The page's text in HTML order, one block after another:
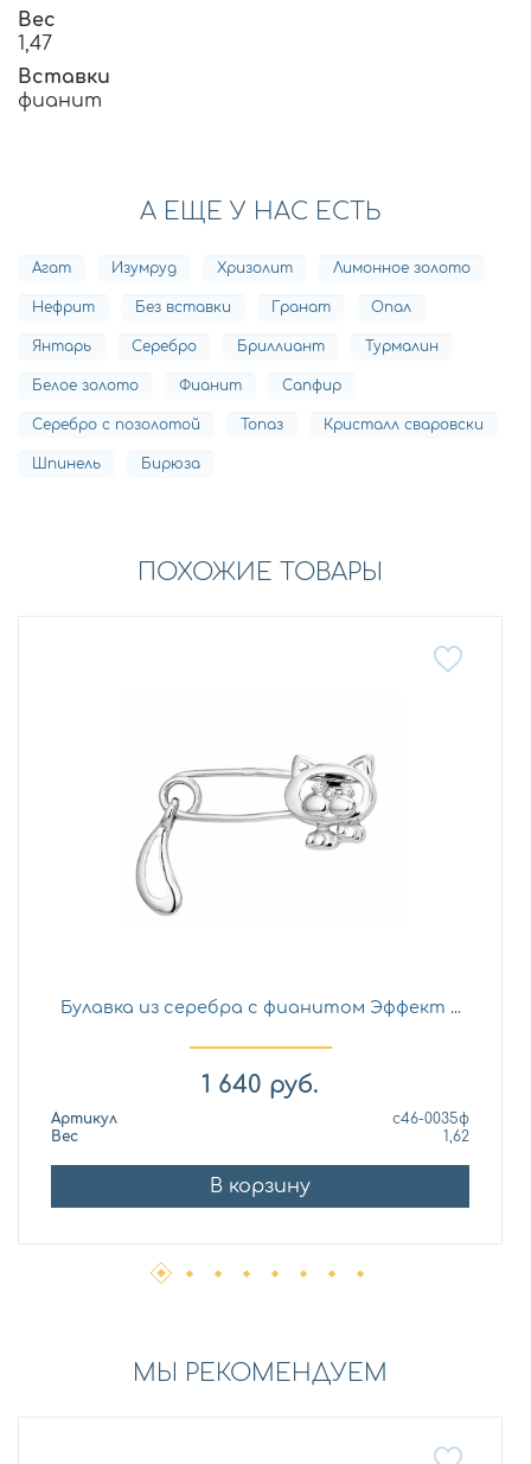
Вес
1,47
Вставки
фианит
А ЕЩЕ У НАС ЕСТЬ
Агат Изумруд Хризолит Лимонное золото
Нефрит Без вставки Гранат Опал
Янтарь Серебро Бриллиант Турмалин
Белое золото Фианит Сапфир
Серебро с позолотой Топаз Кристалл сваровски
Шпинель Бирюза
ПОХОЖИЕ ТОВАРЫ
Булавка из серебра с фианитом Эффект ...
1 640 руб.
Артикул
с46-0035ф
Вес
1,62
В корзину
МЫ РЕКОМЕНДУЕМ